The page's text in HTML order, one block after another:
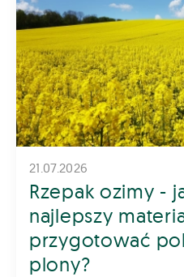
21.07.2026
Rzepak ozimy -
najlepszy
przygotować
plony?